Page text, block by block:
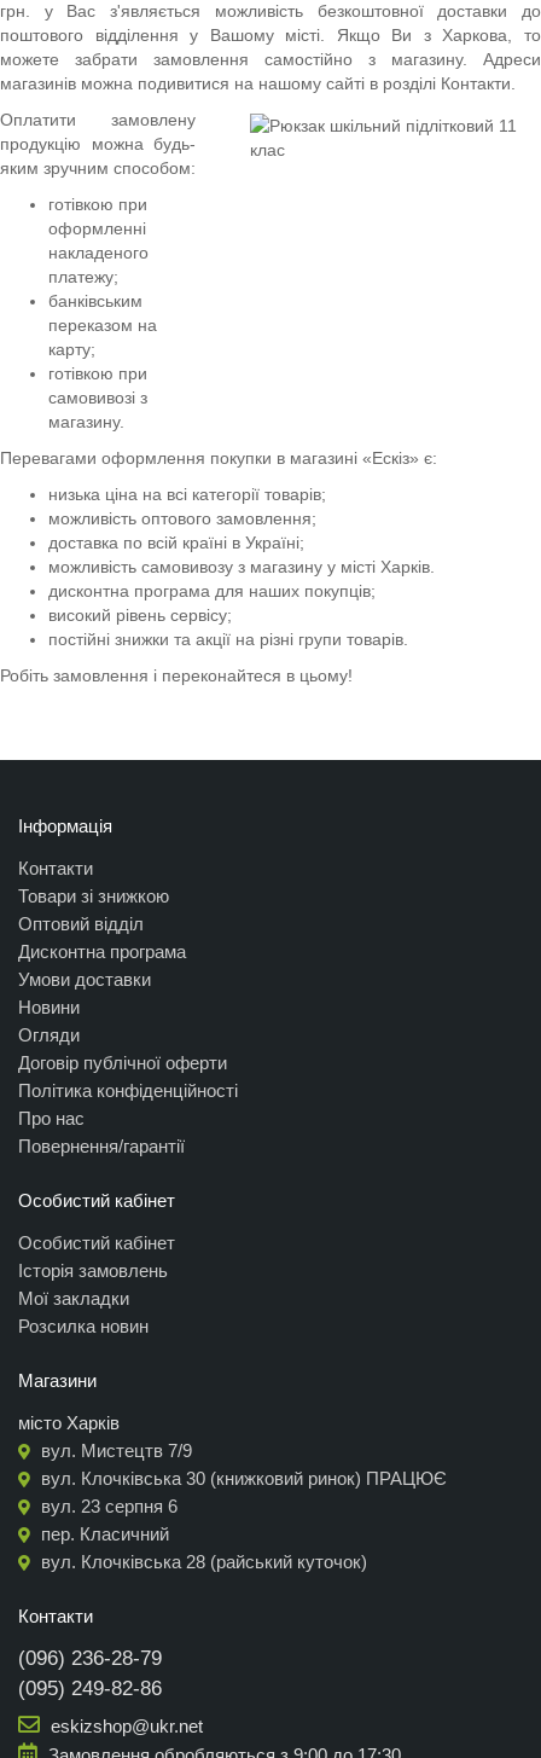
грн. у Вас з'являється можливість безкоштовної доставки до
поштового відділення у Вашому місті. Якщо Ви з Харкова, то
можете забрати замовлення самостійно з магазину. Адреси
магазинів можна подивитися на нашому сайті в розділі Контакти.
Оплатити замовлену
продукцію можна будь-
яким зручним способом:
готівкою при
оформленні
накладеного
платежу;
банківським
переказом на
карту;
готівкою при
самовивозі з
магазину.
Перевагами оформлення покупки в магазині «Ескіз» є:
низька ціна на всі категорії товарів;
можливість оптового замовлення;
доставка по всій країні в Україні;
можливість самовивозу з магазину у місті Харків.
дисконтна програма для наших покупців;
високий рівень сервісу;
постійні знижки та акції на різні групи товарів.
Робіть замовлення і переконайтеся в цьому!
Інформація
Контакти
Товари зі знижкою
Оптовий відділ
Дисконтна програма
Умови доставки
Новини
Огляди
Договір публічної оферти
Політика конфіденційності
Про нас
Повернення/гарантії
Особистий кабінет
Особистий кабінет
Історія замовлень
Мої закладки
Розсилка новин
Магазини
місто Харків
вул. Мистецтв 7/9
вул. Клочківська 30 (книжковий ринок) ПРАЦЮЄ
вул. 23 серпня 6
пер. Класичний
вул. Клочківська 28 (райський куточок)
Контакти
(096) 236-28-79
(095) 249-82-86
eskizshop@ukr.net